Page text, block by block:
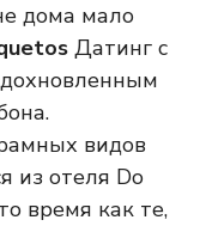
дома мало
Датинг с
видов
из отеля Do
время как те,